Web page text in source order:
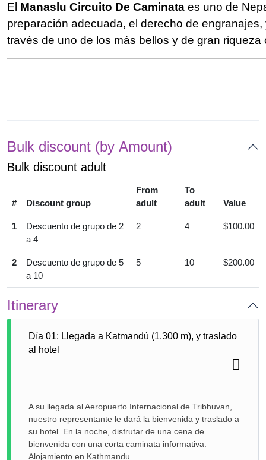
El Manaslu Circuito De Caminata es uno de
preparación adecuada, el derecho de
través de uno de los más bellos y de gran
Bulk discount (by Amount)
Bulk discount adult
# Discount group
From
adult
To
adult
Value
1
Descuento de grupo de 2
a 4
2 4 $100.00
2
Descuento de grupo de 5
a 10
5 10 $200.00
Itinerary
Día 01: Llegada a Katmandú (1.300 m), y traslado
al hotel
A su llegada al Aeropuerto Internacional de Tribhuvan,
nuestro representante le dará la bienvenida y traslado a
su hotel. En la noche, disfrutar de una cena de
bienvenida con una corta caminata informativa.
Alojamiento en Kathmandu.